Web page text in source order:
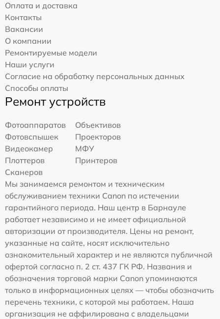
Оплата и доставка
Контакты
Вакансии
О компании
Ремонтируемые модели
Наши услуги
Согласие на обработку персональных данных
Способы оплаты
Ремонт устройств
Фотоаппаратов
Объективов
Фотовспышек
Проекторов
Видеокамер
МФУ
Плоттеров
Принтеров
Сканеров
Мы занимаемся ремонтом и техническим
обслуживанием техники Canon по истечении
гарантийного периода. Наш центр в Барнауле
работает независимо и не имеет официальной
авторизации от производителя. Цены на ремонт,
указанные на сайте, носят исключительно
ознакомительный характер и не являются публичной
офертой согласно п. 2 ст. 437 ГК РФ. Названия и
обозначения торговой марки Canon упоминаются
только в информационных целях — чтобы обозначить
перечень техники, с которой мы работаем. Наша
организация не аффилирована с владельцами